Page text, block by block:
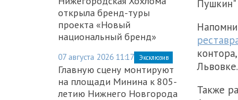
открыла бренд-туры
проекта «Новый
национальный бренд»
07 августа 2026 11:17 Эксклюзив
Главную сцену монтируют
на площади Минина к 805-
летию Нижнего Новгорода
Пушкин"
Львовке.
Также